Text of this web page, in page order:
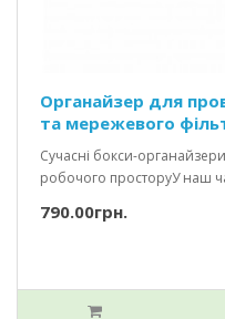
Органайзер для
та мережевого
Сучасні бокси-
робочого просторуУ наш
790.00грн.